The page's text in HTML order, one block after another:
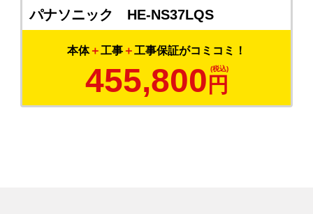
パナソニック HE-NS37LQS
本体＋工事 ＋工事保証がコミコミ！
455,800 円